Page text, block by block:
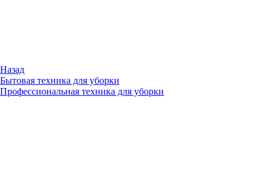
Назад
Бытовая техника для уборки
Профессиональная техника для уборки